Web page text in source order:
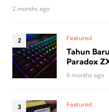
2 months ago
Featured
Tahun
Paradox
6 months ago
Featured